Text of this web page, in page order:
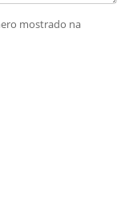
mostrado na